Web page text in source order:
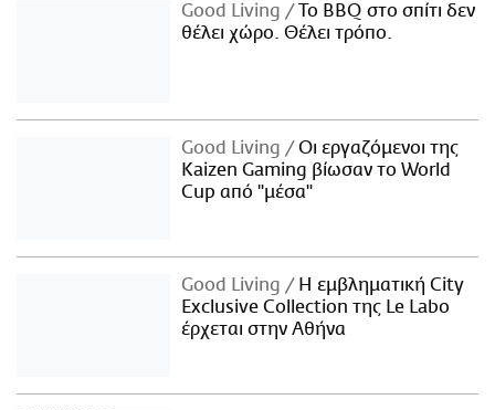
Good Living
Το BBQ στο σπίτι δεν
θέλει χώρο. Θέλει τρόπο.
Good Living
Οι εργαζόμενοι της
Kaizen Gaming βίωσαν το World
Cup από "μέσα"
Good Living
Η εμβληματική City
Exclusive Collection της Le Labo
έρχεται στην Αθήνα